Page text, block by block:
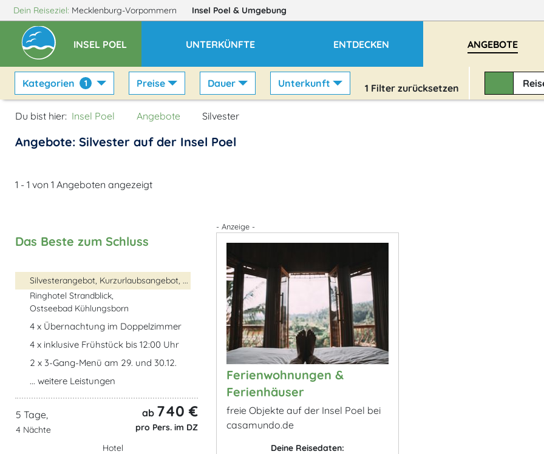
Dein Reiseziel: Mecklenburg-Vorpommern Insel Poel & Umgebung
INSEL POEL UNTERKÜNFTE ENTDECKEN ANGEBOTE
Kategorien 1 Preise Dauer Unterkunft 1 Filter zurücksetzen
Du bist hier: Insel Poel Angebote Silvester
Angebote: Silvester auf der Insel Poel
1 - 1 von 1 Angeboten angezeigt
Das Beste zum Schluss
Silvesterangebot, Kurzurlaubsangebot, ...
Ringhotel Strandblick,
Ostseebad Kühlungsborn
4 x Übernachtung im Doppelzimmer
4 x inklusive Frühstück bis 12:00 Uhr
2 x 3-Gang-Menü am 29. und 30.12.
... weitere Leistungen
5 Tage,
4 Nächte
ab 740 €
pro Pers. im DZ
Hotel
- Anzeige -
Ferienwohnungen &
Ferienhäuser
freie Objekte auf der Insel Poel bei
casamundo.de
Deine Reisedaten: